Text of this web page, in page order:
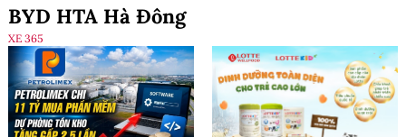
BYD HTA Hà Đông
XE 365